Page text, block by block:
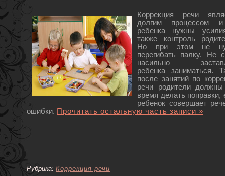
Коррекция речи
долгим процессом
ребенка нужны
также контроль
Но при этом не
перегибать палку. Не
насильно
ребенка заниматься.
после занятий по
речи родители
время делать поправки,
ребенок совершает
ошибки. Прочитать остальную часть записи »
Рубрика: Коррекция речи